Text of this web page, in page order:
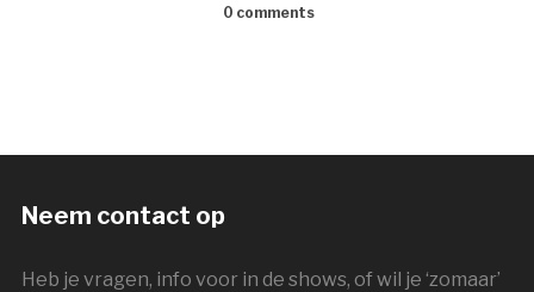
0 comments
Neem contact op
Heb je vragen, info voor in de shows, of wil je ‘zomaar’